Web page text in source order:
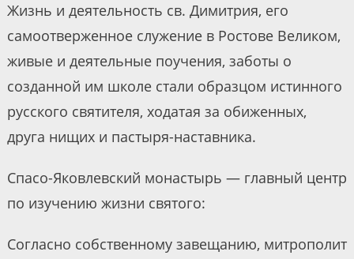
Жизнь и деятельность св. Димитрия, его
самоотверженное служение в Ростове Великом,
живые и деятельные поучения, заботы о
созданной им школе стали образцом истинного
русского святителя, ходатая за обиженных,
друга нищих и пастыря-наставника.
Спасо-Яковлевский монастырь — главный центр
по изучению жизни святого:
Согласно собственному завещанию, митрополит